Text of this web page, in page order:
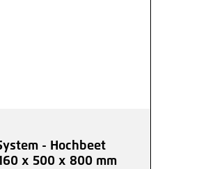
- Hochbeet
x 500 x 800 mm